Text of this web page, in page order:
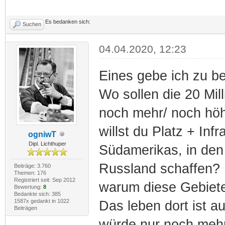
Suchen Es bedanken sich:
ogniwT
Dipl. Lichthuper
Beiträge: 3.760
Themen: 176
Registriert seit: Sep 2012
Bewertung: 8
Bedankte sich: 385
1587x gedankt in 1022
Beiträgen
04.04.2020, 12:23
Eines gebe ich zu
Wo sollen die 20
noch mehr/ noch
willst du Platz +
Südamerikas, in
Russland
warum diese
Das leben dort ist